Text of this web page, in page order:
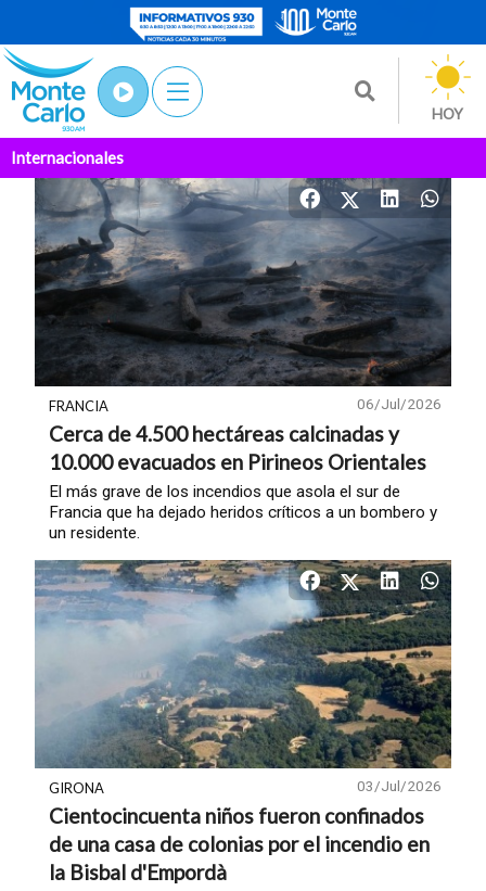
HOY
Internacionales
06/Jul/2026
FRANCIA
Cerca de 4.500 hectáreas calcinadas y
10.000 evacuados en Pirineos Orientales
El más grave de los incendios que asola el sur de
Francia que ha dejado heridos críticos a un bombero y
un residente.
03/Jul/2026
GIRONA
Cientocincuenta niños fueron confinados
de una casa de colonias por el incendio en
la Bisbal d'Empordà